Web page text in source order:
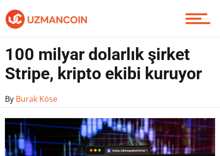
Yazarlardan
Piyasa
Soru Sor
100 milyar dolarlık şirket
Stripe, kripto ekibi kuruyor
By Burak Köse